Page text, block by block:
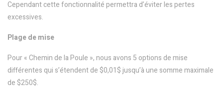
Cependant cette fonctionnalité permettra d’éviter les pertes
excessives.
Plage de mise
Pour « Chemin de la Poule », nous avons 5 options de mise
différentes qui s’étendent de $0,01$ jusqu’à une somme maximale
de $250$.